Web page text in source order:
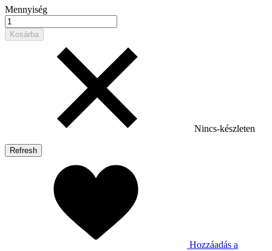
Mennyiség
Kosárba
Nincs-készleten
Hozzáadás a